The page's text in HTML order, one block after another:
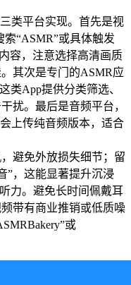
类平台实现。首先是视
索“ASMR”或具体触发
容，注意选择高清画质
其次是专门的ASMR应
类App提供分类筛选、
扰。最后是音频平台，
上传纯音频版本，适合
避免外放损失细节；留
”，这能显著提升沉浸
力。避免长时间佩戴耳
带有商业推销或低质噪
或